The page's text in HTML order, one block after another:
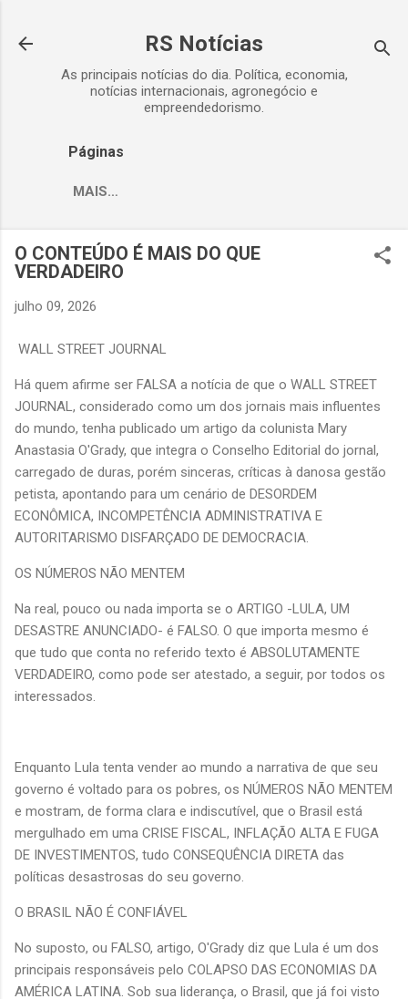
RS Notícias
As principais notícias do dia. Política, economia,
notícias internacionais, agronegócio e
empreendedorismo.
Páginas
MAIS…
O CONTEÚDO É MAIS DO QUE
VERDADEIRO
julho 09, 2026
WALL STREET JOURNAL
Há quem afirme ser FALSA a notícia de que o WALL STREET
JOURNAL, considerado como um dos jornais mais influentes
do mundo, tenha publicado um artigo da colunista Mary
Anastasia O'Grady, que integra o Conselho Editorial do jornal,
carregado de duras, porém sinceras, críticas à danosa gestão
petista, apontando para um cenário de DESORDEM
ECONÔMICA, INCOMPETÊNCIA ADMINISTRATIVA E
AUTORITARISMO DISFARÇADO DE DEMOCRACIA.
OS NÚMEROS NÃO MENTEM
Na real, pouco ou nada importa se o ARTIGO -LULA, UM
DESASTRE ANUNCIADO- é FALSO. O que importa mesmo é
que tudo que conta no referido texto é ABSOLUTAMENTE
VERDADEIRO, como pode ser atestado, a seguir, por todos os
interessados.
Enquanto Lula tenta vender ao mundo a narrativa de que seu
governo é voltado para os pobres, os NÚMEROS NÃO MENTEM
e mostram, de forma clara e indiscutível, que o Brasil está
mergulhado em uma CRISE FISCAL, INFLAÇÃO ALTA E FUGA
DE INVESTIMENTOS, tudo CONSEQUÊNCIA DIRETA das
políticas desastrosas do seu governo.
O BRASIL NÃO É CONFIÁVEL
No suposto, ou FALSO, artigo, O'Grady diz que Lula é um dos
principais responsáveis pelo COLAPSO DAS ECONOMIAS DA
AMÉRICA LATINA. Sob sua liderança, o Brasil, que já foi visto